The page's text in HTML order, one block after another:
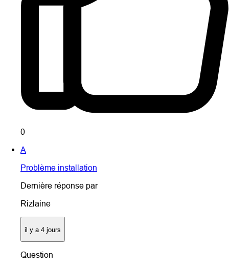
0
A
Problème installation
Dernière réponse par
Rizlaine
il y a 4 jours
Question